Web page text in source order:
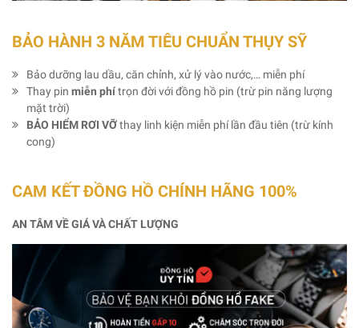
BẢO HÀNH 3 NĂM TIÊU CHUẨN THỤY SỸ
Bảo dưỡng lau dầu, căn chỉnh, xử lý vào nước,… miễn phí
Thay pin miễn phítrọn đời với đồng hồ pin (trừ pin năng lượng
mặt trời)
BẢO HIỂM RƠI VỠthay linh kiện miễn phí lần đầu tiên (trừ kính
cong)
CAM KẾT ĐỒNG HỒ CHÍNH HÃNG 100%
AN TÂM VỀ GIÁ VÀ CHẤT LƯỢNG